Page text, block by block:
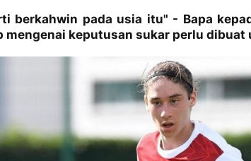
berkahwin pada usia itu" - Bapa
mengenai keputusan sukar perlu dibuat